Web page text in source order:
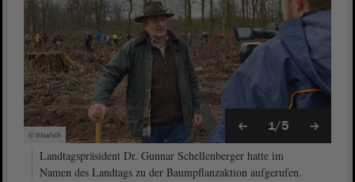
© ltlsa/stb
1/5
Landtagspräsident Dr. Gunnar Schellenberger hatte im
Namen des Landtags zu der Baumpflanzaktion aufgerufen.